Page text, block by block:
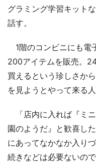
グラミング学習キット
話す。
1階のコンビニにも電
200アイテムを販売。
買えるという珍しさか
を見ようとやって来る
「店内に入れば『ミ
園のようだ』と歓喜し
にあってなかなか入り
続きなどは必要ないの